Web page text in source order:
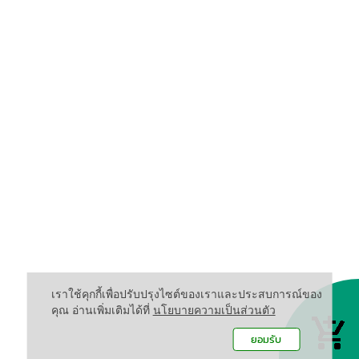
เราใช้คุกกี้เพื่อปรับปรุงไซต์ของเราและประสบการณ์ของ
คุณ อ่านเพิ่มเติมได้ที่ นโยบายความเป็นส่วนตัว
ยอมรับ